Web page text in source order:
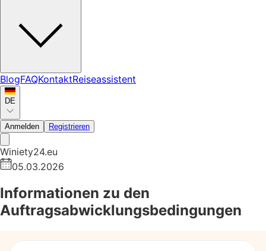
BlogFAQKontaktReiseassistent
DE
Anmelden Registrieren
Winiety24.eu
05.03.2026
Informationen zu den
Auftragsabwicklungsbedingungen